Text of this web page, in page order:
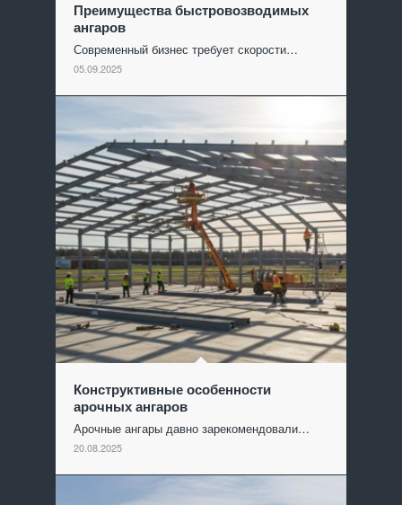
Преимущества быстровозводимых
ангаров
Современный бизнес требует скорости…
05.09.2025
Конструктивные особенности
арочных ангаров
Арочные ангары давно зарекомендовали…
20.08.2025